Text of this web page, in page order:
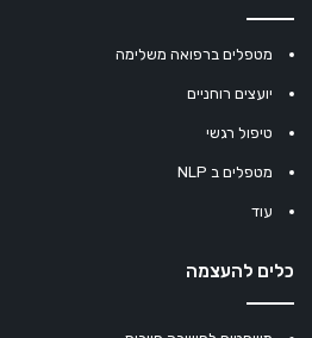
מטפלים ברפואה משלימה
יועצים רוחניים
טיפול רגשי
מטפלים ב NLP
עוד
כלים להעצמה